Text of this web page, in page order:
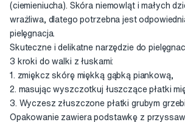
(ciemieniucha). Skóra niemowląt i małych
wrażliwa, dlatego potrzebna jest
pielęgnacja.
Skuteczne i delikatne narzędzie do
3 kroki do walki z łuskami:
1. zmiękcz skórę miękką gąbką piankową,
2. masując wyszczotkuj łuszczące płatki
3. Wyczesz złuszczone płatki grubym
Opakowanie zawiera podstawkę z